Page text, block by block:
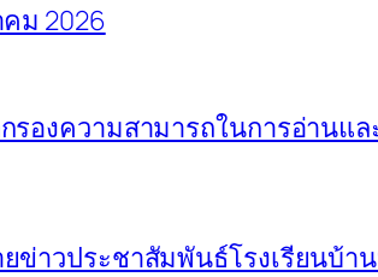
ม 2026
รองความสามารถในการอ่านแ
ข่าวประชาสัมพันธ์โรงเรียนบ้า